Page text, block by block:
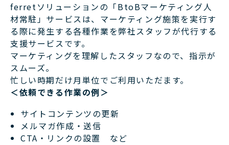
ferretソリューションの「BtoBマーケティング人
材常駐」サービスは、マーケティング施策を実行す
る際に発生する各種作業を弊社スタッフが代行する
支援サービスです。
マーケティングを理解したスタッフなので、指示が
スムーズ。
忙しい時期だけ月単位でご利用いただます。
＜依頼できる作業の例＞
サイトコンテンツの更新
メルマガ作成・送信
CTA・リンクの設置 など